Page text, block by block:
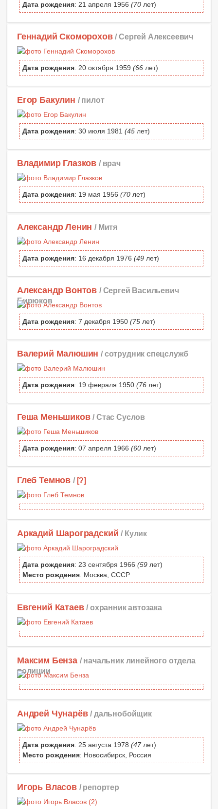
Дата рождения: 21 апреля 1956 (70 лет)
Геннадий Скоморохов / Сергей Алексеевич
Дата рождения: 20 октября 1959 (66 лет)
Егор Бакулин / пилот
Дата рождения: 30 июля 1981 (45 лет)
Владимир Глазков / врач
Дата рождения: 19 мая 1956 (70 лет)
Александр Ленин / Митя
Дата рождения: 16 декабря 1976 (49 лет)
Александр Вонтов / Сергей Васильевич
Бирюков
Дата рождения: 7 декабря 1950 (75 лет)
Валерий Малюшин / сотрудник спецслужб
Дата рождения: 19 февраля 1950 (76 лет)
Геша Меньшиков / Стас Суслов
Дата рождения: 07 апреля 1966 (60 лет)
Глеб Темнов / [?]
Аркадий Шароградский / Кулик
Дата рождения: 23 сентября 1966 (59 лет)
Место рождения: Москва, СССР
Евгений Катаев / охранник автозака
Максим Бенза / начальник линейного отдела
полиции
Андрей Чунарёв / дальнобойщик
Дата рождения: 25 августа 1978 (47лет)
Место рождения: Новосибирск, Россия
Игорь Власов / репортер